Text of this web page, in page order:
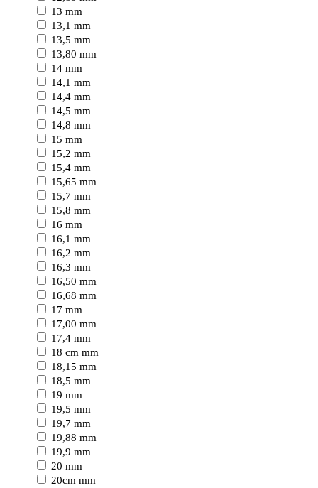
13 mm
13,1 mm
13,5 mm
13,80 mm
14 mm
14,1 mm
14,4 mm
14,5 mm
14,8 mm
15 mm
15,2 mm
15,4 mm
15,65 mm
15,7 mm
15,8 mm
16 mm
16,1 mm
16,2 mm
16,3 mm
16,50 mm
16,68 mm
17 mm
17,00 mm
17,4 mm
18 cm mm
18,15 mm
18,5 mm
19 mm
19,5 mm
19,7 mm
19,88 mm
19,9 mm
20 mm
20cm mm